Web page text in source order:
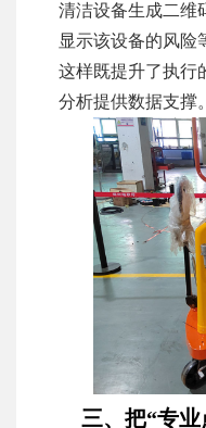
清洁设备生成二维
显示该设备的风险
这样既提升了执行
分析提供数据支撑。
三、把“专业